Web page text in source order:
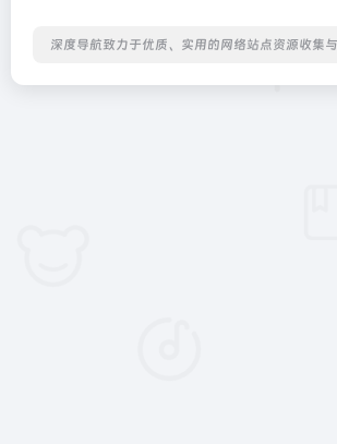
深度导航致力于优质、实用的网络站点资源收集与